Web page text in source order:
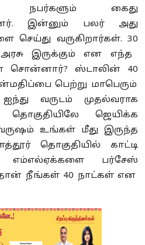
நபர்களும் கைது
.இன்னும் பலர் அது
செய்து வருகிறார்கள். 30
இருக்கும் என எந்த
சொன்னார்? ஸ்டாலின் 40
பெற்று மாபெரும்
ஐந்து வருடம் முதல்வராக
ஜெயிக்க
உங்கள் மீது இருந்த
தொகுதியில் காட்டி
எம்எல்ஏக்களை பர்சேஸ்
நீங்கள் 40 நாட்கள் என